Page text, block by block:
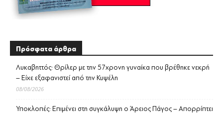
Πρόσφατα άρθρα
Λυκαβηττός: Θρίλερ με την 57χρονη γυναίκα που βρέθηκε νεκρή
– Είχε εξαφανιστεί από την Κυψέλη
08/08/2026
Υποκλοπές: Επιμένει στη συγκάλυψη ο Άρειος Πάγος – Απορρίπτει